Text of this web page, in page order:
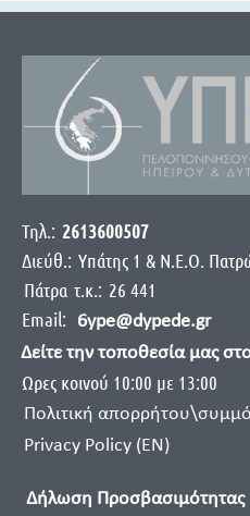
Τηλ.: 2613600507
Διεύθ.: Yπάτης 1 & Ν.Ε.Ο.
Πάτρα τ.κ.: 26 441
Email:
6ype@dypede.gr
Δείτε την τοποθεσία μας
Ωρες κοινού 10:00 με 13:00
Πολιτική
Privacy Policy (EN)
Δήλωση Προσβασιμότητας